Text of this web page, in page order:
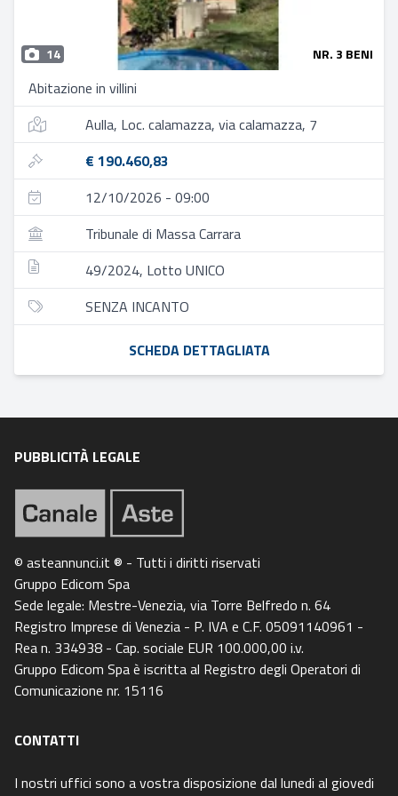
14 NR. 3 BENI
Abitazione in villini
Aulla, Loc. calamazza, via calamazza, 7
€ 190.460,83
12/10/2026 - 09:00
Tribunale di Massa Carrara
49/2024, Lotto UNICO
SENZA INCANTO
SCHEDA DETTAGLIATA
PUBBLICITÀ LEGALE
© asteannunci.it ® - Tutti i diritti riservati
Gruppo Edicom Spa
Sede legale: Mestre-Venezia, via Torre Belfredo n. 64
Registro Imprese di Venezia - P. IVA e C.F. 05091140961 -
Rea n. 334938 - Cap. sociale EUR 100.000,00 i.v.
Gruppo Edicom Spa è iscritta al Registro degli Operatori di
Comunicazione nr. 15116
CONTATTI
I nostri uffici sono a vostra disposizione dal lunedi al giovedi